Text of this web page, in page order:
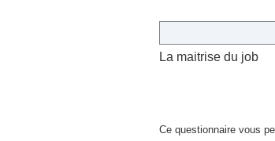
La maitrise du job
Ce questionnaire vous